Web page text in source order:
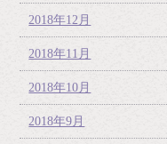
2018年12月
2018年11月
2018年10月
2018年9月